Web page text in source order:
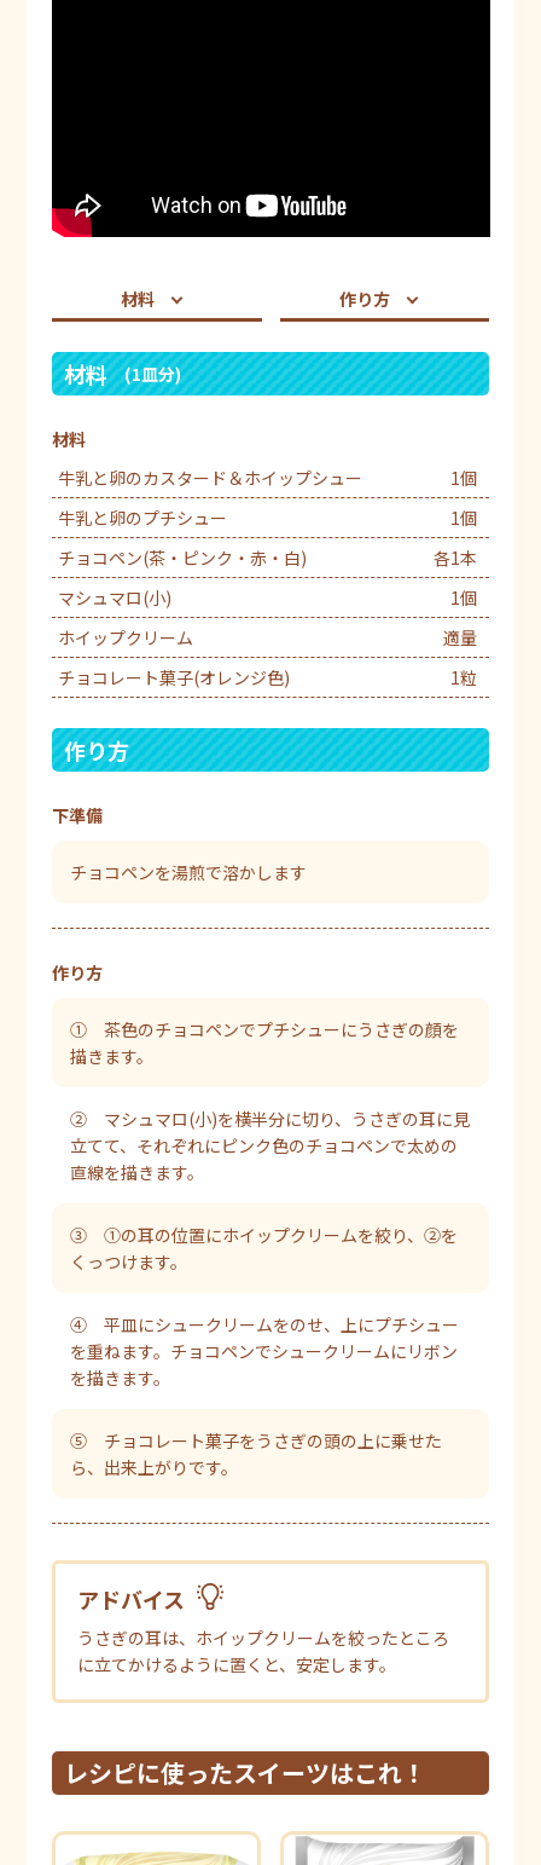
材料 作り方
材料 (1皿分)
材料
牛乳と卵のカスタード＆ホイップシュー
1個
牛乳と卵のプチシュー
1個
チョコペン(茶・ピンク・赤・白)
各1本
マシュマロ(小)
1個
ホイップクリーム
適量
チョコレート菓子(オレンジ色)
1粒
作り方
下準備
チョコペンを湯煎で溶かします
作り方
① 茶色のチョコペンでプチシューにうさぎの顔を
描きます。
② マシュマロ(小)を横半分に切り、うさぎの耳に見
立てて、それぞれにピンク色のチョコペンで太めの
直線を描きます。
③ ①の耳の位置にホイップクリームを絞り、②を
くっつけます。
④ 平皿にシュークリームをのせ、上にプチシュー
を重ねます。チョコペンでシュークリームにリボン
を描きます。
⑤ チョコレート菓子をうさぎの頭の上に乗せた
ら、出来上がりです。
アドバイス
うさぎの耳は、ホイップクリームを絞ったところ
に立てかけるように置くと、安定します。
レシピに使ったスイーツはこれ！